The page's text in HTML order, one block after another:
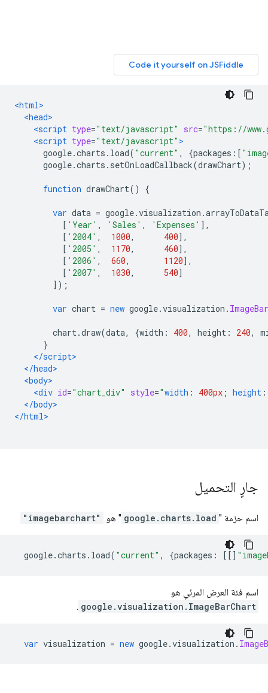
<html>
<head>
<script type="text/javascript" src="https://
<script type="text/javascript" >
google.charts . load( "current" , {packages :[
google.charts . setOnLoadCallback(drawChart);
function drawChart() {
var data = google.visualization .
[ 'Year' , 'Sales' , 'Expenses' ],
[ '2004' , 1000, 400],
[ '2005' , 1170, 460],
[ '2006' , 660, 1120],
[ '2007' , 1030, 540]
]);
var chart = new google.visualization .
chart.draw(data, {width : 400, height : 240,
}
</script>
</head>
<body>
<div id="chart_div" style="width : 400px ; height :
</body>
</html>
جارٍ التحميل
اسم حزمة " google.charts.load " هو "imagebarchart"
google.charts . load( "current" , {packages : [[]
اسم فئة العرض المرئي هو
google.visualization.ImageBarChart
.
var visualization = new google.visualization .